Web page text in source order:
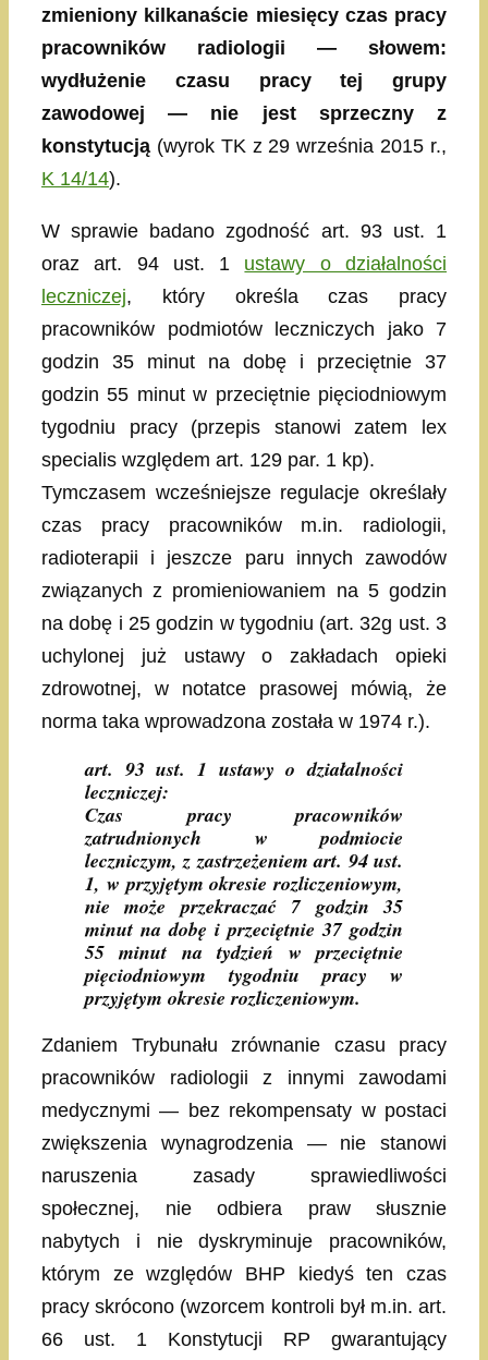
zmieniony kilkanaście miesięcy czas pracy
pracowników radiologii — słowem:
wydłużenie czasu pracy tej grupy
zawodowej — nie jest sprzeczny z
konstytucją (wyrok TK z 29 września 2015 r.,
K 14/14).
W sprawie badano zgodność art. 93 ust. 1
oraz art. 94 ust. 1 ustawy o działalności
leczniczej, który określa czas pracy
pracowników podmiotów leczniczych jako 7
godzin 35 minut na dobę i przeciętnie 37
godzin 55 minut w przeciętnie pięciodniowym
tygodniu pracy (przepis stanowi zatem lex
specialis względem art. 129 par. 1 kp).
Tymczasem wcześniejsze regulacje określały
czas pracy pracowników m.in. radiologii,
radioterapii i jeszcze paru innych zawodów
związanych z promieniowaniem na 5 godzin
na dobę i 25 godzin w tygodniu (art. 32g ust. 3
uchylonej już ustawy o zakładach opieki
zdrowotnej, w notatce prasowej mówią, że
norma taka wprowadzona została w 1974 r.).
art. 93 ust. 1 ustawy o działalności
leczniczej:
Czas pracy pracowników
zatrudnionych w podmiocie
leczniczym, z zastrzeżeniem art. 94 ust.
1, w przyjętym okresie rozliczeniowym,
nie może przekraczać 7 godzin 35
minut na dobę i przeciętnie 37 godzin
55 minut na tydzień w przeciętnie
pięciodniowym tygodniu pracy w
przyjętym okresie rozliczeniowym.
Zdaniem Trybunału zrównanie czasu pracy
pracowników radiologii z innymi zawodami
medycznymi — bez rekompensaty w postaci
zwiększenia wynagrodzenia — nie stanowi
naruszenia zasady sprawiedliwości
społecznej, nie odbiera praw słusznie
nabytych i nie dyskryminuje pracowników,
którym ze względów BHP kiedyś ten czas
pracy skrócono (wzorcem kontroli był m.in. art.
66 ust. 1 Konstytucji RP gwarantujący